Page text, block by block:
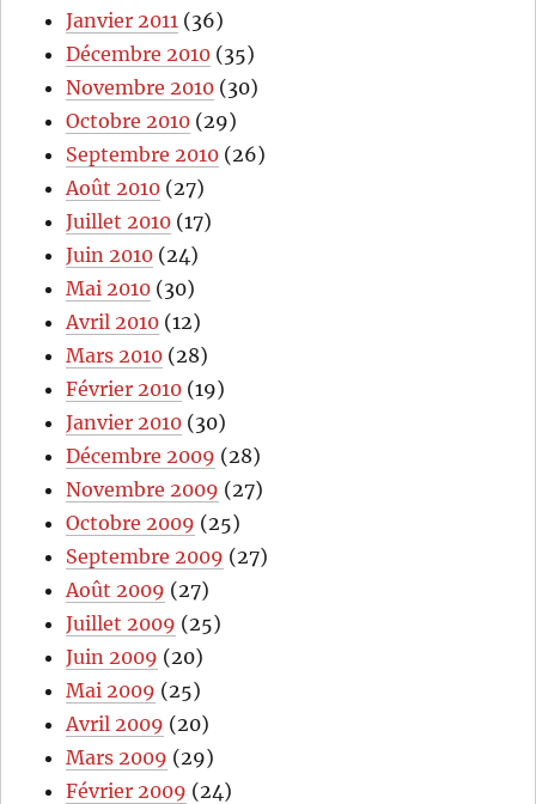
Janvier 2011 (36)
Décembre 2010 (35)
Novembre 2010 (30)
Octobre 2010 (29)
Septembre 2010 (26)
Août 2010 (27)
Juillet 2010 (17)
Juin 2010 (24)
Mai 2010 (30)
Avril 2010 (12)
Mars 2010 (28)
Février 2010 (19)
Janvier 2010 (30)
Décembre 2009 (28)
Novembre 2009 (27)
Octobre 2009 (25)
Septembre 2009 (27)
Août 2009 (27)
Juillet 2009 (25)
Juin 2009 (20)
Mai 2009 (25)
Avril 2009 (20)
Mars 2009 (29)
Février 2009 (24)